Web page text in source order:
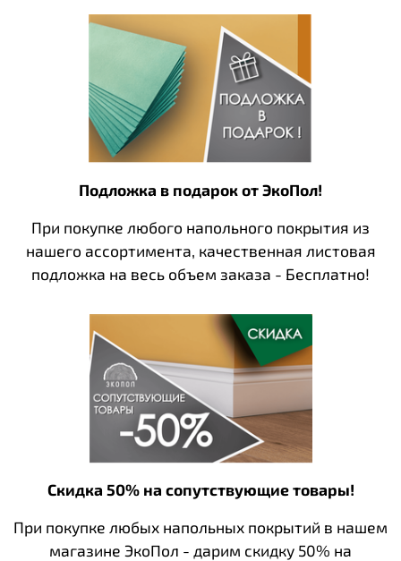
Подложка в подарок от ЭкоПол!
При покупке любого напольного покрытия из
нашего ассортимента, качественная листовая
подложка на весь объем заказа - Бесплатно!
Скидка 50% на сопутствующие товары!
При покупке любых напольных покрытий в нашем
магазине ЭкоПол - дарим скидку 50% на